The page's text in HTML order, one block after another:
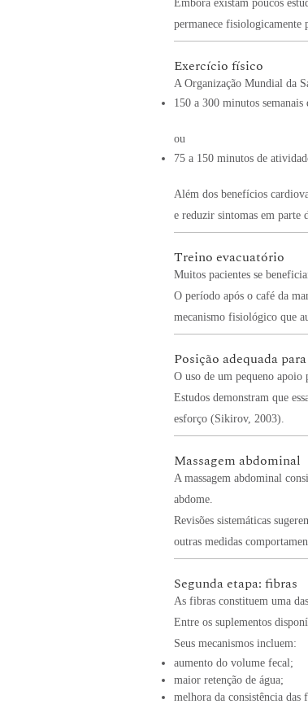
Embora existam poucos
permanece fisiologicamente
Exercício físico
A Organização Mundial da
150 a 300 minutos
ou
75 a 150 minutos de
Além dos benefícios
e reduzir sintomas em parte
Treino evacuatório
Muitos pacientes se
O período após o café da
mecanismo fisiológico que
Posição adequada
O uso de um pequeno apoio
Estudos demonstram que
esforço (Sikirov, 2003).
Massagem abdominal
A massagem abdominal
abdome.
Revisões sistemáticas
outras medidas
Segunda etapa: fibras
As fibras constituem uma
Entre os suplementos
Seus mecanismos incluem:
aumento do volume fecal;
maior retenção de água;
melhora da consistência das